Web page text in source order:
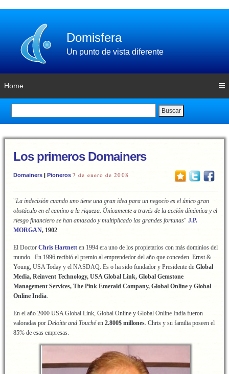
Domisfera
Un punto de vista diferente
Home
Buscar
Los primeros Domainers
Domainers | Pioneros 7 de enero de 2008
"La indecisión cuando uno tiene una gran idea para un negocio es el único gran
obstáculo en el camino a la riqueza. Únicamente a través de la acción dinámica y el
riesgo financiero se han amasado y multiplicado las grandes fortunas" J.P.
MORGAN, 1902
El Doctor Chris Hartnett en 1994 era uno de los propietarios con más dominios del
mundo. En 1996 recibió el premio al emprendedor del año que conceden Ernst &
Young, USA Today y el NASDAQ. Es o ha sido fundador y Presidente de Global
Media, Reinvent Technology, USA Global Link, Global Gemstone
Management Services, The Pink Emerald Company, Global Online y Global
Online India.
En el año 2000 USA Global Link, Global Online y Global Online India fueron
valoradas por Deloitte and Touchéen 2.800$ millones. Chris y su familia poseen el
85% de esas empresas.